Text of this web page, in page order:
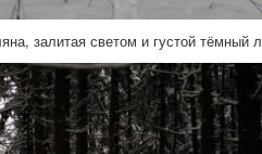
залитая светом и густой тёмный